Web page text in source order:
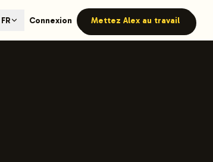
with GEO optimization built-in.
FR Connexion Mettez Alex au travail